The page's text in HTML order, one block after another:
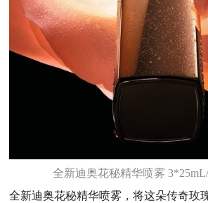
全新迪奥花秘精华喷雾
全新迪奥花秘精华喷雾，将这朵传奇玫